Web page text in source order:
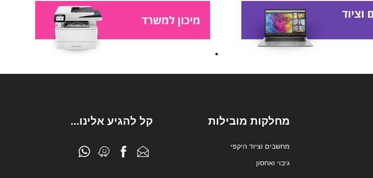
מחלקות מובילות
מחשבים וציוד היקפי
גיבוי ואחסון
קל להגיע אלינו...